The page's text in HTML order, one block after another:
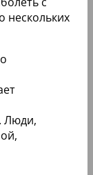
нескольких
Люди,